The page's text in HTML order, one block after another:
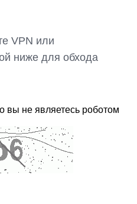
VPN или
ниже для обхода
вы не являетесь роботом